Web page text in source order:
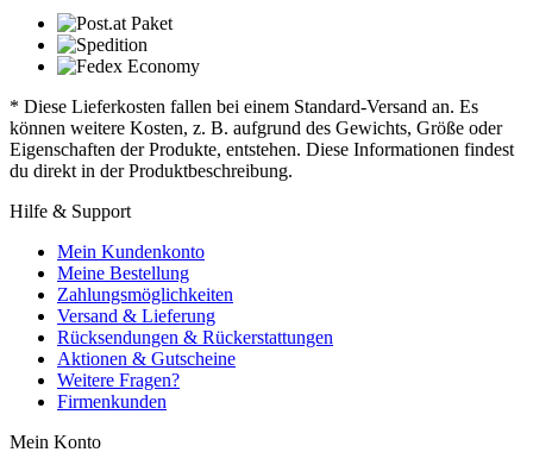
* Diese Lieferkosten fallen bei einem Standard-Versand an. Es
können weitere Kosten, z. B. aufgrund des Gewichts, Größe oder
Eigenschaften der Produkte, entstehen. Diese Informationen findest
du direkt in der Produktbeschreibung.
Hilfe & Support
Mein Kundenkonto
Meine Bestellung
Zahlungsmöglichkeiten
Versand & Lieferung
Rücksendungen & Rückerstattungen
Aktionen & Gutscheine
Weitere Fragen?
Firmenkunden
Mein Konto